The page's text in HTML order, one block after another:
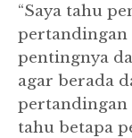
“Saya tahu
pertandingan
pentingnya
agar berada
pertandingan
tahu betapa